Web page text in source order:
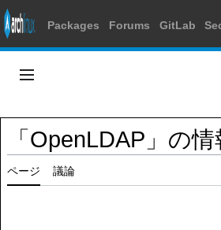
Packages Forums GitLab
ス
キ
ッ
メインメニュー
「OpenLDAP」の情
ページ 議論